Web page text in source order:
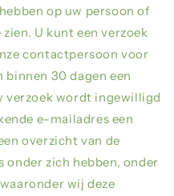
op uw persoon of
U kunt een verzoek
contactpersoon voor
binnen 30 dagen een
verzoek wordt ingewilligd
e-mailadres een
overzicht van de
onder zich hebben, onder
wij deze